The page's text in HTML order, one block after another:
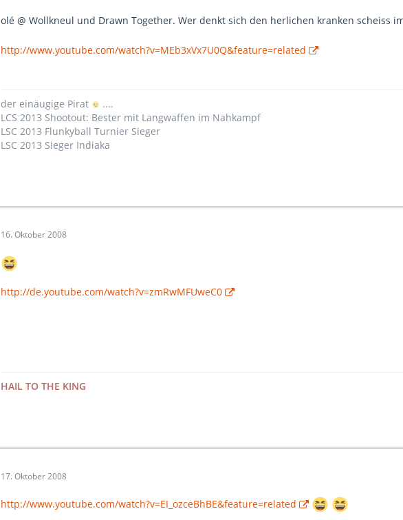
olé @ Wollkneul und Drawn Together. Wer denkt sich den herlichen kranken scheiss
http://www.youtube.com/watch?v=MEb3xVx7U0Q&feature=related
der einäugige Pirat
....
LCS 2013 Shootout: Bester mit Langwaffen im Nahkampf
LSC 2013 Flunkyball Turnier Sieger
LSC 2013 Sieger Indiaka
16. Oktober 2008
http://de.youtube.com/watch?v=zmRwMFUweC0
HAIL TO THE KING
17. Oktober 2008
http://www.youtube.com/watch?v=EI_ozceBhBE&feature=related